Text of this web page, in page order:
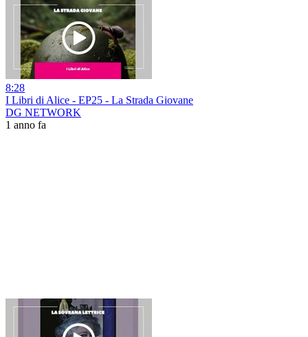
8:28
I Libri di Alice - EP25 - La Strada Giovane
DG NETWORK
1 anno fa